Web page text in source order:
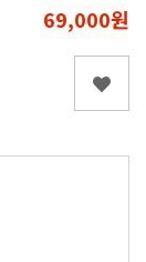
69,000원